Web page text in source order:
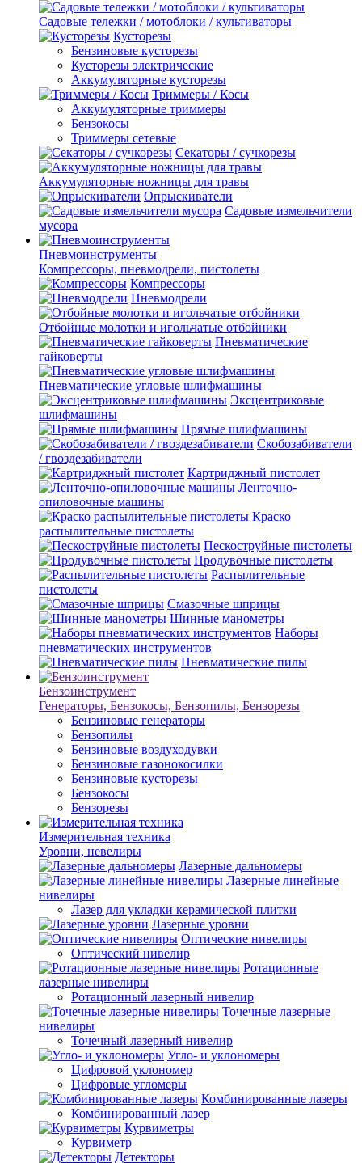
Садовые тележки / мотоблоки / культиваторы
Кусторезы
Бензиновые кусторезы
Кусторезы электрические
Аккумуляторные кусторезы
Триммеры / Косы
Аккумуляторные триммеры
Бензокосы
Триммеры сетевые
Секаторы / сучкорезы
Аккумуляторные ножницы для травы
Опрыскиватели
Садовые измельчители
мусора
Пневмоинструменты
Компрессоры, пневмодрели, пистолеты
Компрессоры
Пневмодрели
Отбойные молотки и игольчатые отбойники
Пневматические
гайковерты
Пневматические угловые шлифмашины
Эксцентриковые
шлифмашины
Прямые шлифмашины
Скобозабиватели
/ гвоздезабиватели
Картриджный пистолет
Ленточно-
опиловочные машины
Краско
распылительные пистолеты
Пескоструйные пистолеты
Продувочные пистолеты
Распылительные
пистолеты
Смазочные шприцы
Шинные манометры
Наборы
пневматических инструментов
Пневматические пилы
Бензоинструмент
Генераторы, Бензокосы, Бензопилы, Бензорезы
Бензиновые генераторы
Бензопилы
Бензиновые воздуходувки
Бензиновые газонокосилки
Бензиновые кусторезы
Бензокосы
Бензорезы
Измерительная техника
Уровни, невелиры
Лазерные дальномеры
Лазерные линейные
нивелиры
Лазер для укладки керамической плитки
Лазерные уровни
Оптические нивелиры
Оптический нивелир
Ротационные
лазерные нивелиры
Ротационный лазерный нивелир
Точечные лазерные
нивелиры
Точечный лазерный нивелир
Угло- и уклономеры
Цифровой уклономер
Цифровые угломеры
Комбинированные лазеры
Комбинированный лазер
Курвиметры
Курвиметр
Детекторы